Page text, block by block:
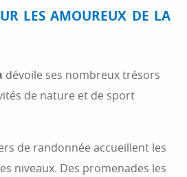
LES AMOUREUX DE LA
dévoile ses nombreux trésors
de nature et de sport
de randonnée accueillent les
niveaux. Des promenades les